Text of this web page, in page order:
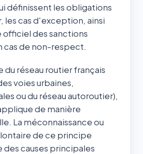
définissent les obligations
les cas d'exception, ainsi
officiel des sanctions
cas de non-respect.
du réseau routier français
voies urbaines,
ou du réseau autoroutier),
de manière
La méconnaissance ou
de ce principe
causes principales